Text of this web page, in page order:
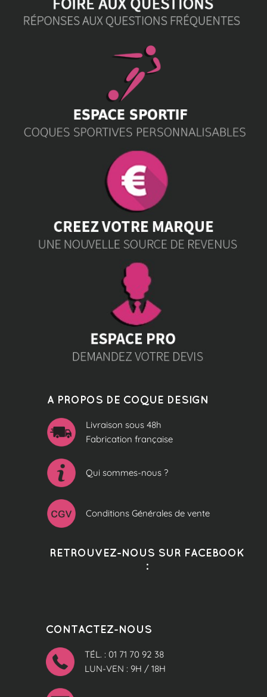
A PROPOS DE COQUE DESIGN
Livraison sous 48h
Fabrication française
Qui sommes-nous ?
Conditions Générales de vente
RETROUVEZ-NOUS SUR FACEBOOK
:
CONTACTEZ-NOUS
TÉL. : 01 71 70 92 38
LUN-VEN : 9H / 18H